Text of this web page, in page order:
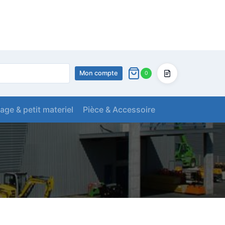
Mon compte 0
Devis
& petit materiel Pièce & Accessoire